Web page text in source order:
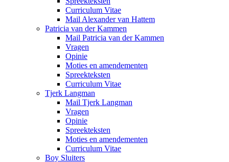
Curriculum Vitae
Mail Alexander van Hattem
Patricia van der Kammen
Mail Patricia van der Kammen
Vragen
Opinie
Moties en amendementen
Spreekteksten
Curriculum Vitae
Tjerk Langman
Mail Tjerk Langman
Vragen
Opinie
Spreekteksten
Moties en amendementen
Curriculum Vitae
Boy Sluiters